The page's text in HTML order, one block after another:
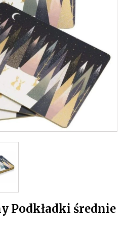
Podkładki średnie